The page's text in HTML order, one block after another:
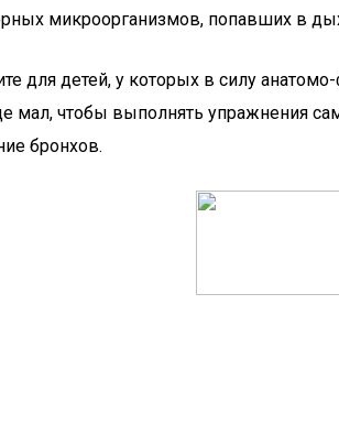
микроорганизмов, попавших в
для детей, у которых в силу
мал, чтобы выполнять упражнения
бронхов.